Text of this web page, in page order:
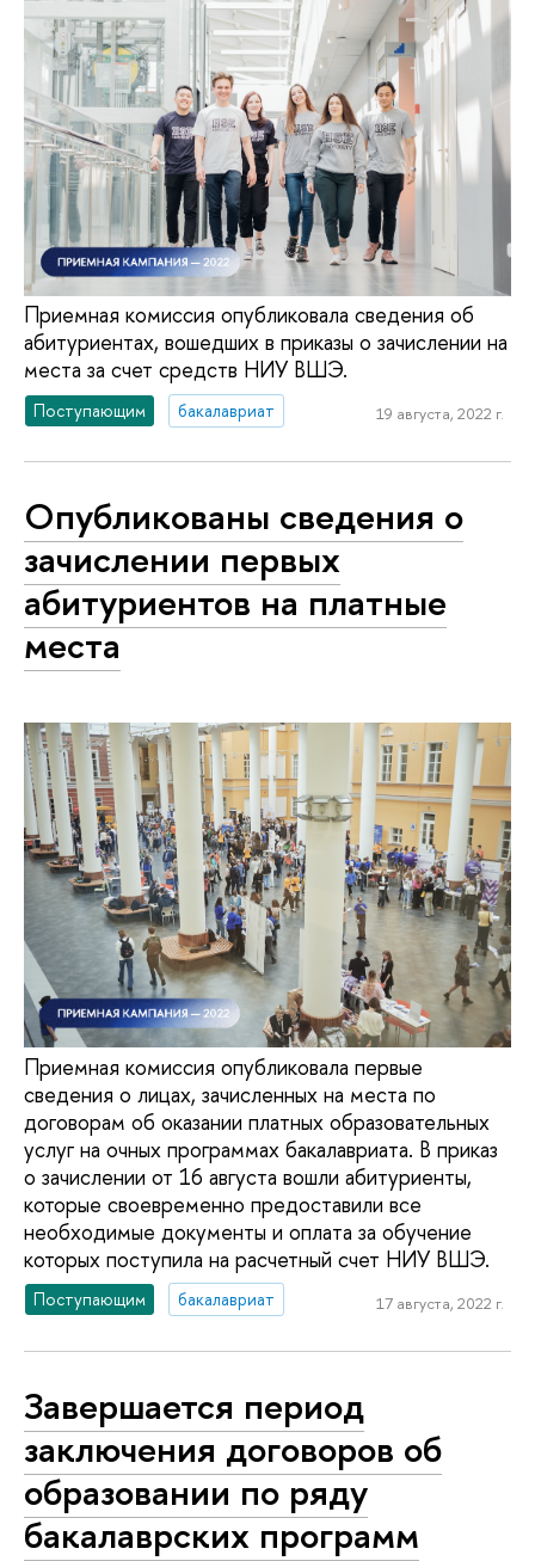
Приемная комиссия опубликовала сведения об
абитуриентах, вошедших в приказы о зачислении на
места за счет средств НИУ ВШЭ.
Поступающим бакалавриат 19 августа, 2022 г.
Опубликованы сведения о
зачислении первых
абитуриентов на платные
места
Приемная комиссия опубликовала первые
сведения о лицах, зачисленных на места по
договорам об оказании платных образовательных
услуг на очных программах бакалавриата. В приказ
о зачислении от 16 августа вошли абитуриенты,
которые своевременно предоставили все
необходимые документы и оплата за обучение
которых поступила на расчетный счет НИУ ВШЭ.
Поступающим бакалавриат 17 августа, 2022 г.
Завершается период
заключения договоров об
образовании по ряду
бакалаврских программ